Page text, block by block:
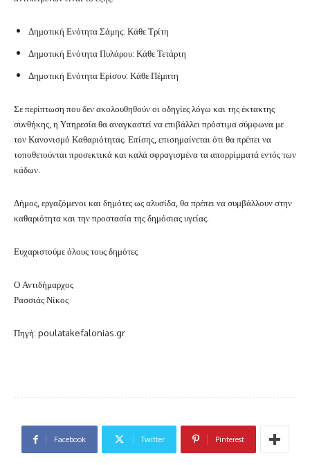
Δημοτική Ενότητα Σάμης: Κάθε Τρίτη
Δημοτική Ενότητα Πυλάρου: Κάθε Τετάρτη
Δημοτική Ενότητα Ερίσου: Κάθε Πέμπτη
Σε περίπτωση που δεν ακολουθηθούν οι οδηγίες λόγω και της έκτακτης
συνθήκης, η Υπηρεσία θα αναγκαστεί να επιβάλλει πρόστιμα σύμφωνα με
τον Κανονισμό Καθαριότητας. Επίσης, επισημαίνεται ότι θα πρέπει να
τοποθετούνται προσεκτικά και καλά σφραγισμένα τα απορρίμματά εντός των
κάδων.
Δήμος, εργαζόμενοι και δημότες ως αλυσίδα, θα πρέπει να συμβάλλουν στην
καθαριότητα και την προστασία της δημόσιας υγείας.
Ευχαριστούμε όλους τους δημότες
Ο Αντιδήμαρχος
Ρασσιάς Νίκος
Πηγή: poulatakefalonias.gr
Facebook Twitter Pinterest